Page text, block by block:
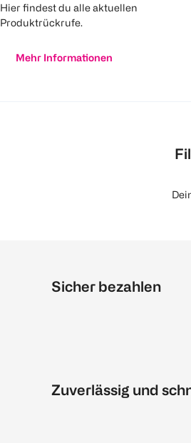
Hier findest du alle aktuellen
Produktrückrufe.
Mehr Informationen
Sicher bezahlen
Zuverlässig und